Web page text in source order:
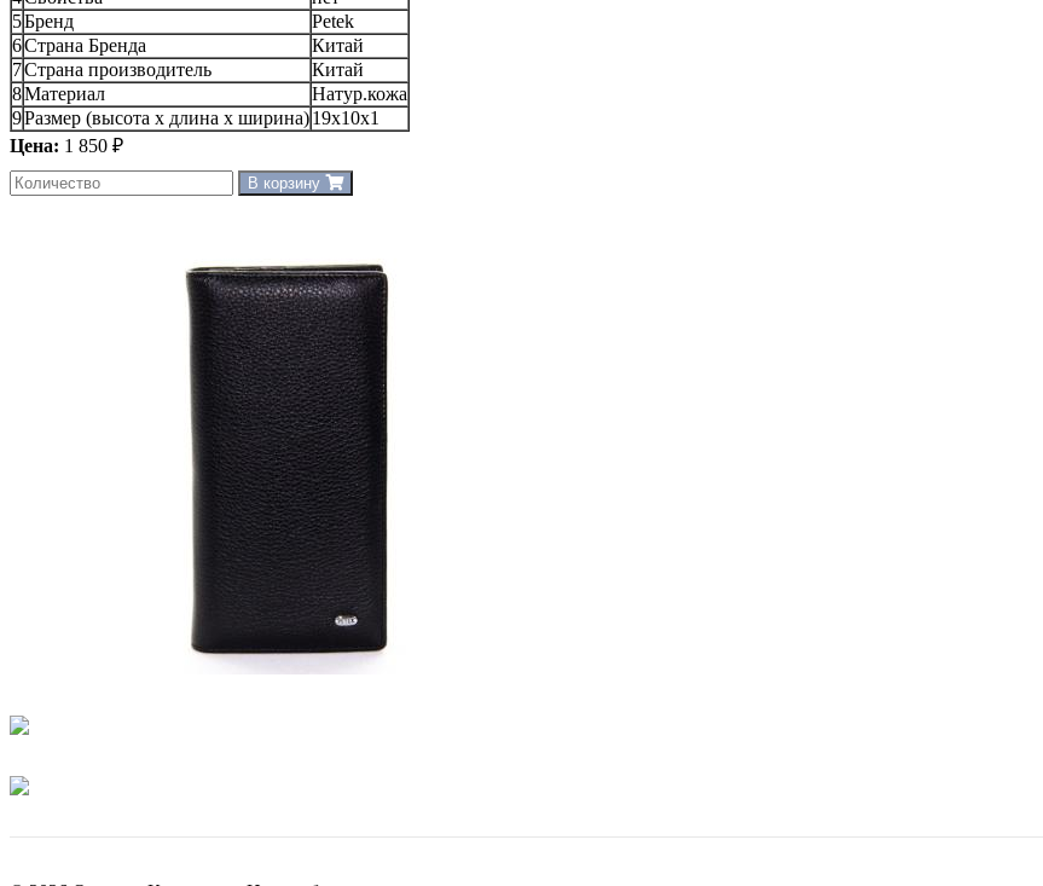
5Бренд
Petek
6Страна Бренда
Китай
7Страна производитель
Китай
8Материал
Натур.кожа
9Размер (высота х длина х ширина)19х10х1
Цена: 1 850 ₽
В корзину